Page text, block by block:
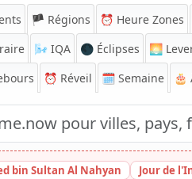
🏴 Régions ⏰ Heure Zones
🌬️ IQA 🌑 Éclipses 🌅
⏰ Réveil 🗓️ Semaine 🎂
bin Sultan Al Nahyan Jour de